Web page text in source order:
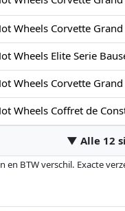
Wheels Corvette
▼ Alle 12
en BTW verschil. Exacte
kunnen historische